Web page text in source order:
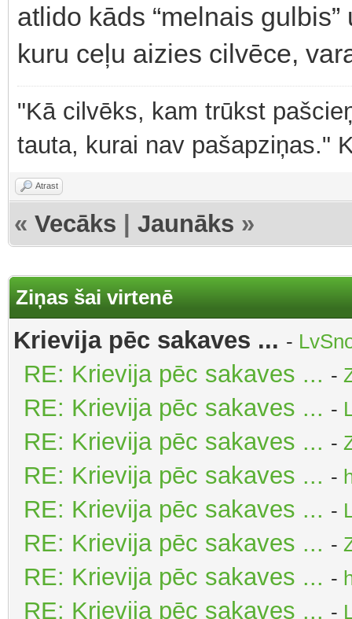
atlido kāds “melnais
kuru ceļu aizies cilvēce,
"Kā cilvēks, kam trūkst
tauta, kurai nav pašapziņas."
Atrast
« Vecāks Jaunāks »
Ziņas šai virtenē
Krievija pēc sakaves ... -
RE: Krievija pēc sakaves ... -
RE: Krievija pēc sakaves ... -
RE: Krievija pēc sakaves ... -
RE: Krievija pēc sakaves ... -
RE: Krievija pēc sakaves ... -
RE: Krievija pēc sakaves ... -
RE: Krievija pēc sakaves ... -
RE: Krievija pēc sakaves ... -